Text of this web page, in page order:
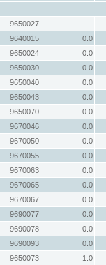
9650027
9640015
0.0
9650024
0.0
9650030
0.0
9650040
0.0
9650043
0.0
9650070
0.0
9670046
0.0
9670050
0.0
9670055
0.0
9670063
0.0
9670065
0.0
9670067
0.0
9690077
0.0
9690078
0.0
9690093
0.0
9650073
1.0